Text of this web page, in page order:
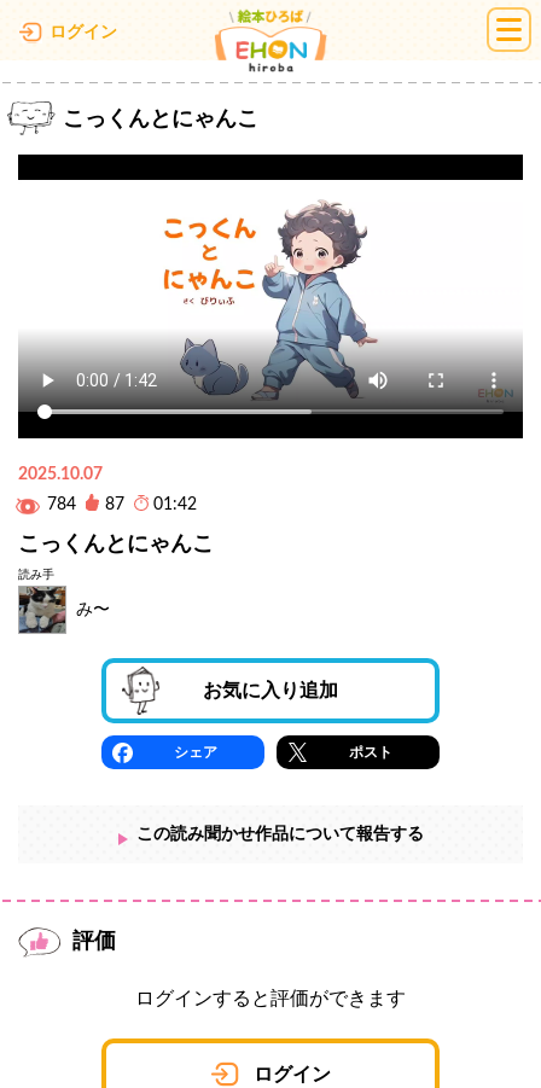
ログイン 絵本ひろば
こっくんとにゃんこ
2025.10.07
784
87 01:42
こっくんとにゃんこ
読み手
み〜
お気に入り追加
シェア ポスト
この読み聞かせ作品について報告する
評価
ログインすると評価ができます
ログイン